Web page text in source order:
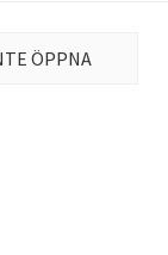
ÖPPNA